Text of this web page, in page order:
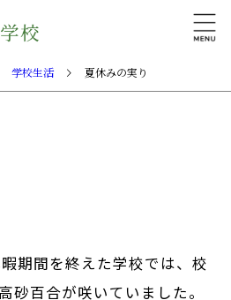
学校生活 夏休みの実り
期間を終えた学校では、校
砂百合が咲いていました。